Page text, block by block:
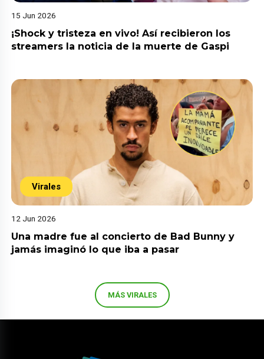
15 Jun 2026
¡Shock y tristeza en vivo! Así recibieron los
streamers la noticia de la muerte de Gaspi
Virales
12 Jun 2026
Una madre fue al concierto de Bad Bunny y
jamás imaginó lo que iba a pasar
MÁS VIRALES